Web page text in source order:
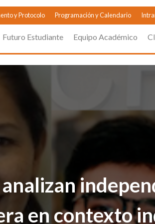
y Protocolo Programación y Calendario
Futuro Estudiante Equipo Académico
en contexto